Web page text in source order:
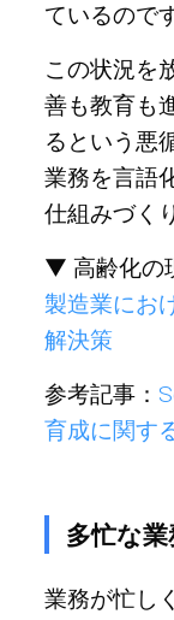
ているので
この状況を
善も教育も
るという悪
業務を言語
仕組みづく
▼ 高齢化の
製造業にお
解決策
参考記事：
育成に関す
多忙な
業務が忙し